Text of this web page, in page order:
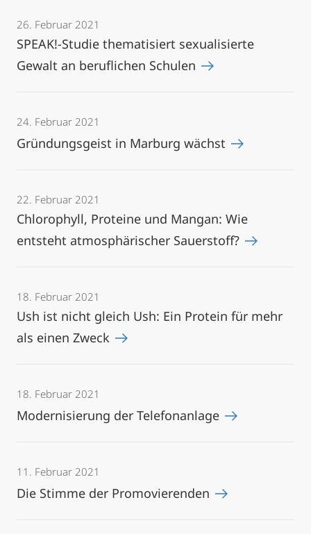
26. Februar 2021
SPEAK!-Studie thematisiert sexualisierte
Gewalt an beruflichen Schulen
24. Februar 2021
Gründungsgeist in Marburg wächst
22. Februar 2021
Chlorophyll, Proteine und Mangan: Wie
entsteht atmosphärischer Sauerstoff?
18. Februar 2021
Ush ist nicht gleich Ush: Ein Protein für mehr
als einen Zweck
18. Februar 2021
Modernisierung der Telefonanlage
11. Februar 2021
Die Stimme der Promovierenden